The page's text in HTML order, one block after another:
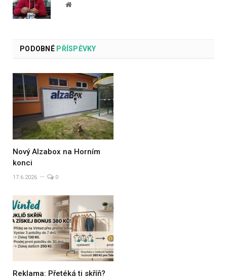
Website
PODOBNÉPŘÍSPĚVKY
Nový Alzabox na Horním
konci
17.6.2026 0
Reklama: Přetéká ti skříň?